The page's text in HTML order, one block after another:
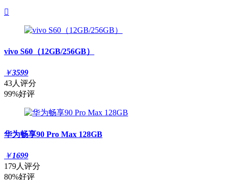

vivo S60（12GB/256GB）
￥3599
43人评分
99%好评
华为畅享90 Pro Max 128GB
￥1699
179人评分
80%好评